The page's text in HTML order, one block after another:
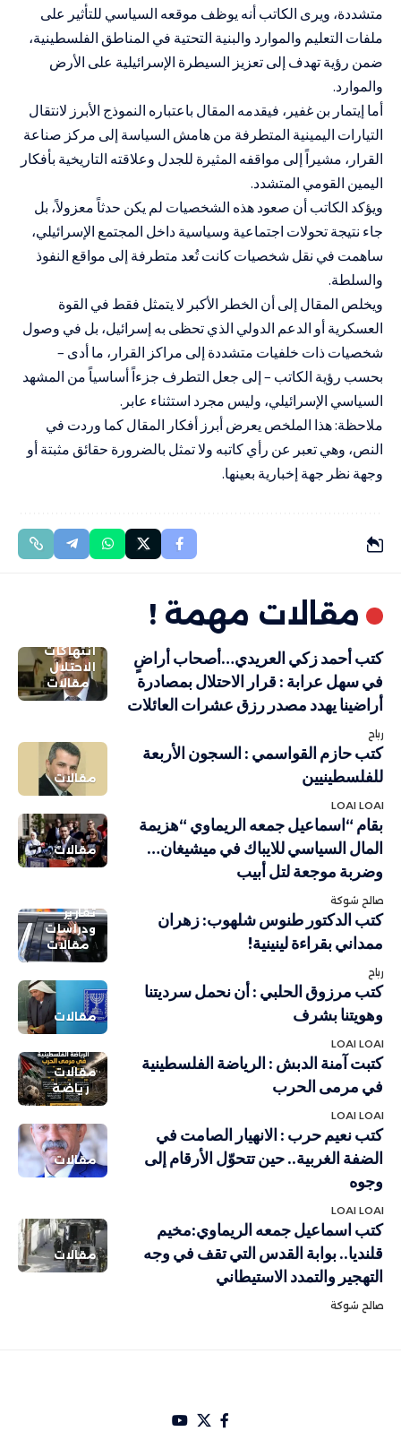
متشددة، ويرى الكاتب أنه يوظف موقعه السياسي للتأثير على
ملفات التعليم والموارد والبنية التحتية في المناطق الفلسطينية،
ضمن رؤية تهدف إلى تعزيز السيطرة الإسرائيلية على الأرض
والموارد.
أما إيتمار بن غفير، فيقدمه المقال باعتباره النموذج الأبرز لانتقال
التيارات اليمينية المتطرفة من هامش السياسة إلى مركز صناعة
القرار، مشيراً إلى مواقفه المثيرة للجدل وعلاقته التاريخية بأفكار
اليمين القومي المتشدد.
ويؤكد الكاتب أن صعود هذه الشخصيات لم يكن حدثاً معزولاً، بل
جاء نتيجة تحولات اجتماعية وسياسية داخل المجتمع الإسرائيلي،
ساهمت في نقل شخصيات كانت تُعد متطرفة إلى مواقع النفوذ
والسلطة.
ويخلص المقال إلى أن الخطر الأكبر لا يتمثل فقط في القوة
العسكرية أو الدعم الدولي الذي تحظى به إسرائيل، بل في وصول
شخصيات ذات خلفيات متشددة إلى مراكز القرار، ما أدى –
بحسب رؤية الكاتب – إلى جعل التطرف جزءاً أساسياً من المشهد
السياسي الإسرائيلي، وليس مجرد استثناء عابر.
ملاحظة: هذا الملخص يعرض أبرز أفكار المقال كما وردت في
النص، وهي تعبر عن رأي كاتبه ولا تمثل بالضرورة حقائق مثبتة أو
وجهة نظر جهة إخبارية بعينها.
مقالات مهمة !
انتهاكات
الاحتلال
مقالات
كتب أحمد زكي العريدي…أصحاب أراضٍ
في سهل عرابة : قرار الاحتلال بمصادرة
أراضينا يهدد مصدر رزق عشرات العائلات
رباح
مقالات
كتب حازم القواسمي : السجون الأربعة
للفلسطينيين
LOAI LOAI
مقالات
بقام “اسماعيل جمعه الريماوي “هزيمة
المال السياسي للايباك في ميشيغان…
وضربة موجعة لتل أبيب
صالح شوكة
تقارير
ودراسات
مقالات
كتب الدكتور طنوس شلهوب: زهران
ممداني بقراءة لينينية!
رباح
مقالات
كتب مرزوق الحلبي : أن نحمل سرديتنا
وهويتنا بشرف
LOAI LOAI
مقالات
رياضة
كتبت آمنة الدبش : الرياضة الفلسطينية
في مرمى الحرب
LOAI LOAI
مقالات
كتب نعيم حرب : الانهيار الصامت في
الضفة الغربية.. حين تتحوّل الأرقام إلى
وجوه
LOAI LOAI
مقالات
كتب اسماعيل جمعه الريماوي:مخيم
قلنديا.. بوابة القدس التي تقف في وجه
التهجير والتمدد الاستيطاني
صالح شوكة